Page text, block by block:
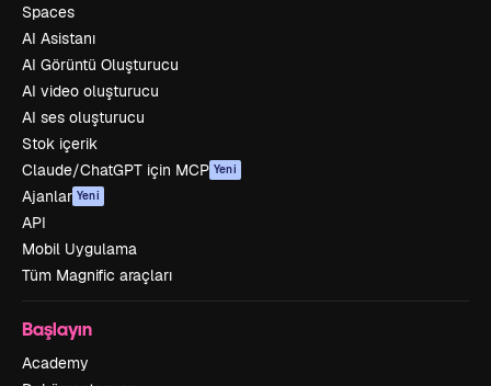
Spaces
AI Asistanı
AI Görüntü Oluşturucu
AI video oluşturucu
AI ses oluşturucu
Stok içerik
Claude/ChatGPT için MCP Yeni
Ajanlar Yeni
API
Mobil Uygulama
Tüm Magnific araçları
Başlayın
Academy